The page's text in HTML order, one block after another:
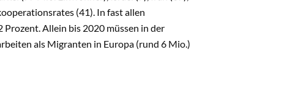
(41). In fast allen
Allein bis 2020 müssen in der
als Migranten in Europa (rund 6 Mio.)